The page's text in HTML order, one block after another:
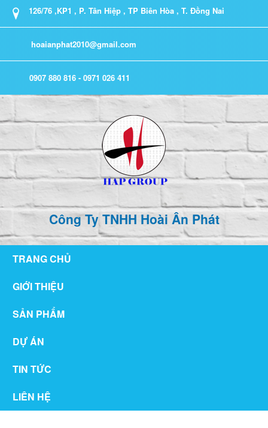
126/76 ,KP1 , P. Tân Hiệp , TP Biên Hòa , T. Đồng Nai
hoaianphat2010@gmail.com
0907 880 816 - 0971 026 411
Công Ty TNHH Hoài Ân Phát
TRANG CHỦ
GIỚI THIỆU
SẢN PHẨM
DỰ ÁN
TIN TỨC
LIÊN HỆ